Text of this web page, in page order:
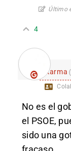
Último
4
karma
No es el
el PSOE,
sido una